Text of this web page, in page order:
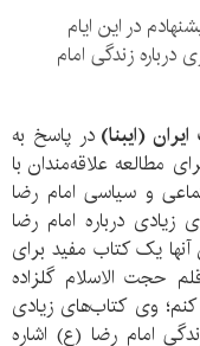
در این ایام
درباره زندگی امام
(ایبنا)در پاسخ به
مطالعه علاقه‌مندان با
و سیاسی امام رضا
درباره امام رضا
یک کتاب مفید برای
حجت الاسلام گلزاده
وی کتاب‌های زیادی
امام رضا (ع) اشاره